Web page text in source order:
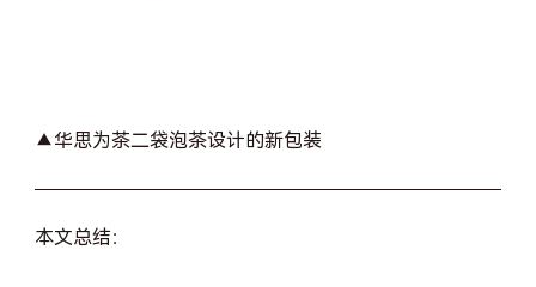
▲华思为茶二袋泡茶设计的新包装
本文总结：